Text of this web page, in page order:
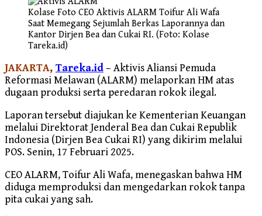
Kolase Foto CEO Aktivis ALARM Toifur Ali Wafa
Saat Memegang Sejumlah Berkas Laporannya dan
Kantor Dirjen Bea dan Cukai RI. (Foto: Kolase
Tareka.id)
JAKARTA, Tareka.id– Aktivis Aliansi Pemuda
Reformasi Melawan (ALARM) melaporkan HM atas
dugaan produksi serta peredaran rokok ilegal.
Laporan tersebut diajukan ke Kementerian Keuangan
melalui Direktorat Jenderal Bea dan Cukai Republik
Indonesia (Dirjen Bea Cukai RI) yang dikirim melalui
POS. Senin, 17 Februari 2025.
CEO ALARM, Toifur Ali Wafa, menegaskan bahwa HM
diduga memproduksi dan mengedarkan rokok tanpa
pita cukai yang sah.